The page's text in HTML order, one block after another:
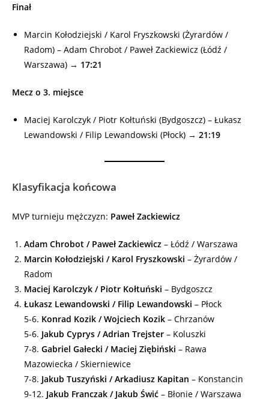
Finał
Marcin Kołodziejski / Karol Fryszkowski (Żyrardów /
Radom) – Adam Chrobot / Paweł Zackiewicz (Łódź /
Warszawa) → 17:21
Mecz o 3. miejsce
Maciej Karolczyk / Piotr Kołtuński (Bydgoszcz) – Łukasz
Lewandowski / Filip Lewandowski (Płock) → 21:19
Klasyfikacja końcowa
MVP turnieju mężczyzn: Paweł Zackiewicz
Adam Chrobot / Paweł Zackiewicz – Łódź / Warszawa
Marcin Kołodziejski / Karol Fryszkowski – Żyrardów /
Radom
Maciej Karolczyk / Piotr Kołtuński – Bydgoszcz
Łukasz Lewandowski / Filip Lewandowski – Płock
5-6. Konrad Kozik / Wojciech Kozik – Chrzanów
5-6. Jakub Cyprys / Adrian Trejster – Koluszki
7-8. Gabriel Gałecki / Maciej Ziębiński – Rawa
Mazowiecka / Skierniewice
7-8. Jakub Tuszyński / Arkadiusz Kapitan – Konstancin
9-12. Jakub Franczak / Jakub Świć – Błonie / Warszawa